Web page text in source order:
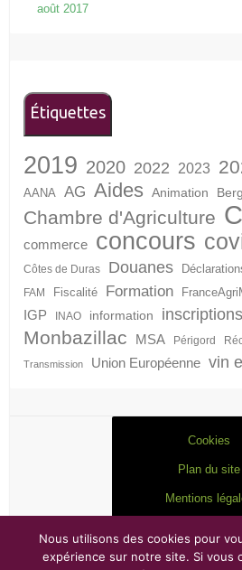
août 2017
Étiquettes
2019 2020 2022 2023
AANA AG Aides Animation
Chambre d'Agriculture
commerce concours
Côtes de Duras Douanes
FAM Fiscalité Formation
IGP INAO information inscriptions
Monbazillac MSA Périgord
Transmission Union Européenne vin
Cookies
Plan du site
Mentions
Nous utilisons des cookies pour
expérience sur notre site. Si vous